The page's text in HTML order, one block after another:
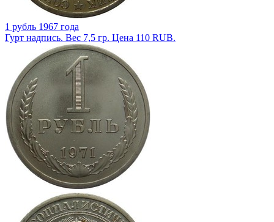
1 рубль 1967 года
Гурт надпись. Вес 7,5 гр. Цена 110 RUB.